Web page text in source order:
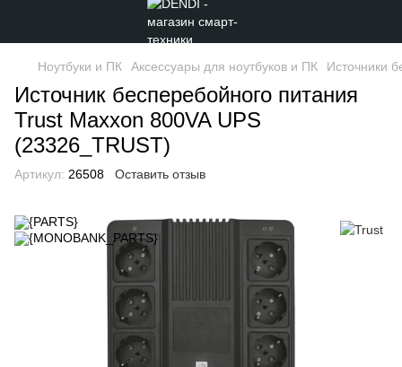
Ноутбуки и ПК Аксессуары для ноутбуков и ПК Источники
Источник бесперебойного питания
Trust Maxxon 800VA UPS
(23326_TRUST)
Артикул: 26508 Оставить отзыв